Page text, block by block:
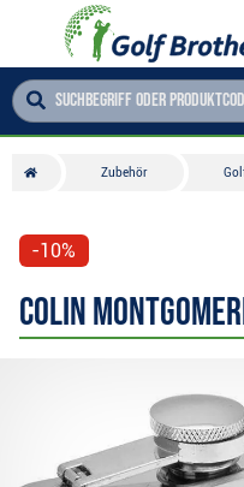
Zubehör
-10%
Colin